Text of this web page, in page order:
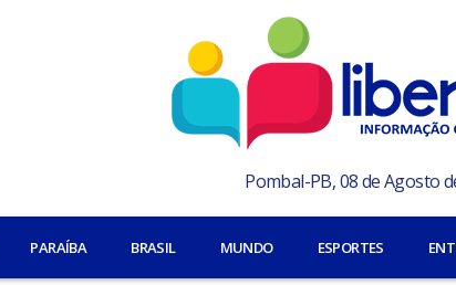
Pombal-PB, 08 de Agosto
PARAÍBA BRASIL MUNDO ESPORTES